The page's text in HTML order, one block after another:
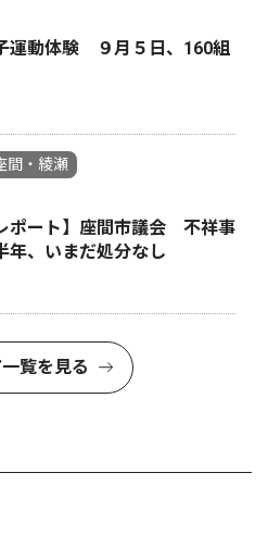
運動体験 ９月５日、160組
間・綾瀬
ポート】座間市議会 不祥事
年、いまだ処分なし
覧を見る